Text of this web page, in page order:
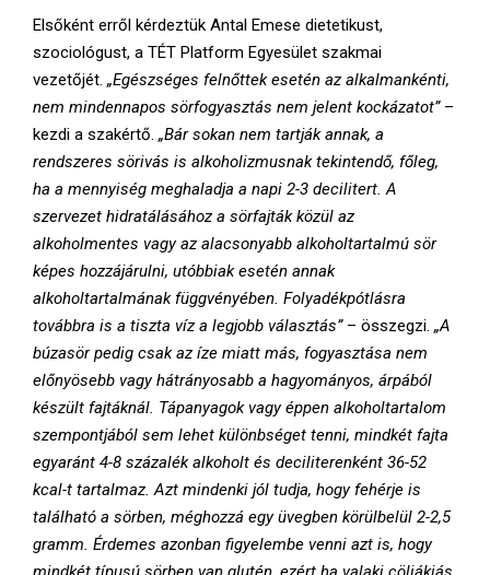
Elsőként erről kérdeztük Antal Emese dietetikust,
szociológust, a TÉT Platform Egyesület szakmai
vezetőjét. „Egészséges felnőttek esetén az alkalmankénti,
nem mindennapos sörfogyasztás nem jelent kockázatot”–
kezdi a szakértő. „Bár sokan nem tartják annak, a
rendszeres sörivás is alkoholizmusnak tekintendő, főleg,
ha a mennyiség meghaladja a napi 2-3 decilitert. A
szervezet hidratálásához a sörfajták közül az
alkoholmentes vagy az alacsonyabb alkoholtartalmú sör
képes hozzájárulni, utóbbiak esetén annak
alkoholtartalmának függvényében. Folyadékpótlásra
továbbra is a tiszta víz a legjobb választás”– összegzi. „A
búzasör pedig csak az íze miatt más, fogyasztása nem
előnyösebb vagy hátrányosabb a hagyományos, árpából
készült fajtáknál. Tápanyagok vagy éppen alkoholtartalom
szempontjából sem lehet különbséget tenni, mindkét fajta
egyaránt 4-8 százalék alkoholt és deciliterenként 36-52
kcal-t tartalmaz. Azt mindenki jól tudja, hogy fehérje is
található a sörben, méghozzá egy üvegben körülbelül 2-2,5
gramm. Érdemes azonban figyelembe venni azt is, hogy